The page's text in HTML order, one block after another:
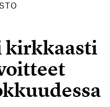
kirkkaasti